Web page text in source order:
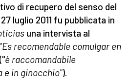
di recupero del senso del
luglio 2011 fu pubblicata in
una intervista al
Es recomendable comulgar en
è raccomandabile
e in ginocchio").